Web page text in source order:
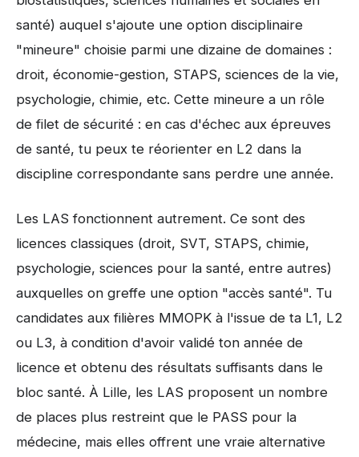
santé) auquel s'ajoute une option disciplinaire
"mineure" choisie parmi une dizaine de domaines :
droit, économie-gestion, STAPS, sciences de la vie,
psychologie, chimie, etc. Cette mineure a un rôle
de filet de sécurité : en cas d'échec aux épreuves
de santé, tu peux te réorienter en L2 dans la
discipline correspondante sans perdre une année.
Les LAS fonctionnent autrement. Ce sont des
licences classiques (droit, SVT, STAPS, chimie,
psychologie, sciences pour la santé, entre autres)
auxquelles on greffe une option "accès santé". Tu
candidates aux filières MMOPK à l'issue de ta L1, L2
ou L3, à condition d'avoir validé ton année de
licence et obtenu des résultats suffisants dans le
bloc santé. À Lille, les LAS proposent un nombre
de places plus restreint que le PASS pour la
médecine, mais elles offrent une vraie alternative